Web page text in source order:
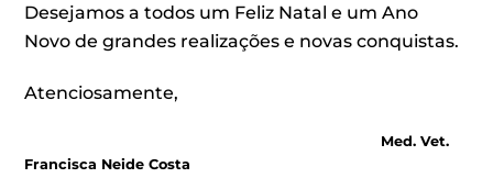
Desejamos a todos um Feliz Natal e um Ano
Novo de grandes realizações e novas conquistas.
Atenciosamente,
Med. Vet.
Francisca Neide Costa